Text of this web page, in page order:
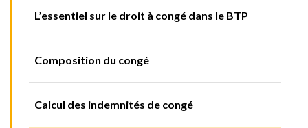
L’essentiel sur le droit à congé dans le BTP
Composition du congé
Calcul des indemnités de congé